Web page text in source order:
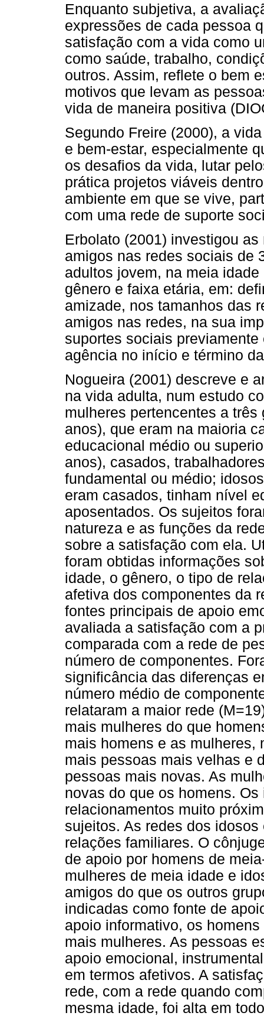
Enquanto subjetiva, a
expressões de cada pessoa
satisfação com a vida como
como saúde, trabalho,
outros. Assim, reflete o bem
motivos que levam as
vida de maneira positiva
Segundo Freire (2000), a
e bem-estar, especialmente
os desafios da vida, lutar
prática projetos viáveis
ambiente em que se vive,
com uma rede de suporte
Erbolato (2001) investigou
amigos nas redes sociais de
adultos jovem, na meia
gênero e faixa etária, em:
amizade, nos tamanhos das
amigos nas redes, na sua
suportes sociais
agência no início e término
Nogueira (2001) descreve e
na vida adulta, num estudo
mulheres pertencentes a
anos), que eram na maioria
educacional médio ou
anos), casados,
fundamental ou médio;
eram casados, tinham nível
aposentados. Os sujeitos
natureza e as funções da
sobre a satisfação com ela.
foram obtidas informações
idade, o gênero, o tipo de
afetiva dos componentes da
fontes principais de apoio
avaliada a satisfação com a
comparada com a rede de
número de componentes.
significância das diferenças
número médio de
relataram a maior rede
mais mulheres do que
mais homens e as mulheres,
mais pessoas mais velhas e
pessoas mais novas. As
novas do que os homens.
relacionamentos muito
sujeitos. As redes dos
relações familiares. O
de apoio por homens de
mulheres de meia idade e
amigos do que os outros
indicadas como fonte de
apoio informativo, os
mais mulheres. As pessoas
apoio emocional,
em termos afetivos. A
rede, com a rede quando
mesma idade, foi alta em